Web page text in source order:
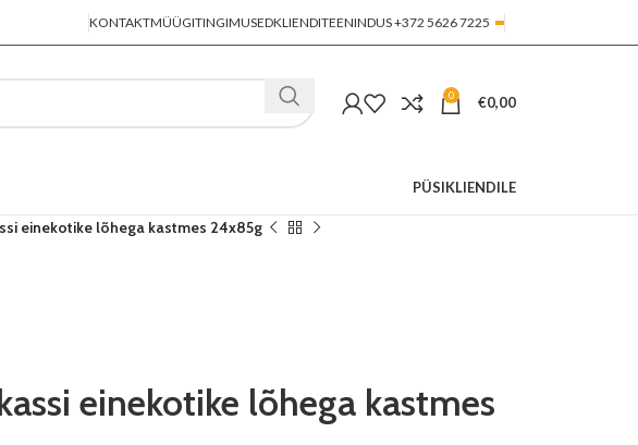
KONTAKTMÜÜGITINGIMUSEDKLIENDITEENINDUS +372 5626 7225
0 €0,00
PÜSIKLIENDILE
einekotike lõhega kastmes 24x85g
einekotike lõhega kastmes